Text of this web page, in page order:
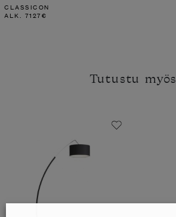
CLASSICON
ALK. 7127€
Tutustu myös